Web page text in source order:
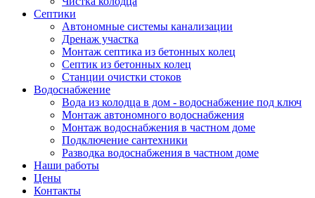
Септики
Автономные системы канализации
Дренаж участка
Монтаж септика из бетонных колец
Септик из бетонных колец
Станции очистки стоков
Водоснабжение
Вода из колодца в дом - водоснабжение под ключ
Монтаж автономного водоснабжения
Монтаж водоснабжения в частном доме
Подключение сантехники
Разводка водоснабжения в частном доме
Наши работы
Цены
Контакты